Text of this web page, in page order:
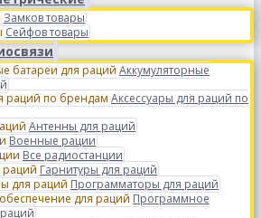
Замков товары
Сейфов товары
Аккумуляторные
Аксессуары для раций по
Антенны для раций
Военные рации
Все радиостанции
Гарнитуры для раций
Программаторы для раций
Программное